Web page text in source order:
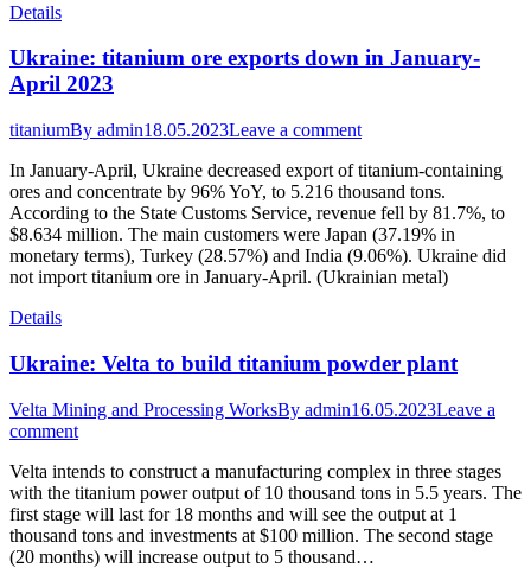
Details
Ukraine: titanium ore exports down in January-
April 2023
titaniumBy admin18.05.2023Leave a comment
In January-April, Ukraine decreased export of titanium-containing
ores and concentrate by 96% YoY, to 5.216 thousand tons.
According to the State Customs Service, revenue fell by 81.7%, to
$8.634 million. The main customers were Japan (37.19% in
monetary terms), Turkey (28.57%) and India (9.06%). Ukraine did
not import titanium ore in January-April. (Ukrainian metal)
Details
Ukraine: Velta to build titanium powder plant
Velta Mining and Processing WorksBy admin16.05.2023Leave a
comment
Velta intends to construct a manufacturing complex in three stages
with the titanium power output of 10 thousand tons in 5.5 years. The
first stage will last for 18 months and will see the output at 1
thousand tons and investments at $100 million. The second stage
(20 months) will increase output to 5 thousand…